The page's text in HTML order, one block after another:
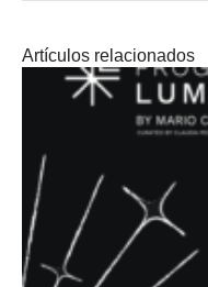
Artículos relacionados